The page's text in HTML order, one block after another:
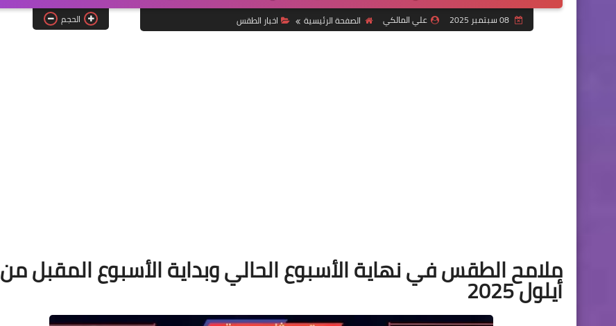
علي المالكي الصفحة الرئيسية اخبار الطقس الحجم
ملامح الطقس في نهاية الأسبوع الحالي وبداية الأسبوع المقبل من
أيلول 2025